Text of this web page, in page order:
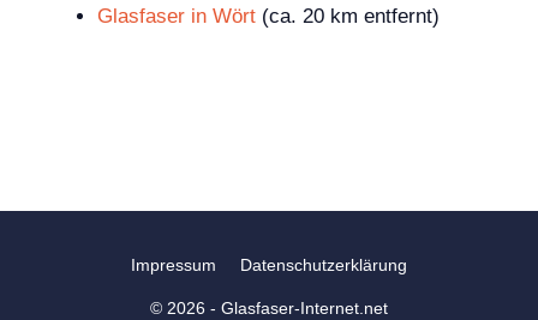
Glasfaser in Wört (ca. 20 km entfernt)
Impressum Datenschutzerklärung
© 2026 - Glasfaser-Internet.net